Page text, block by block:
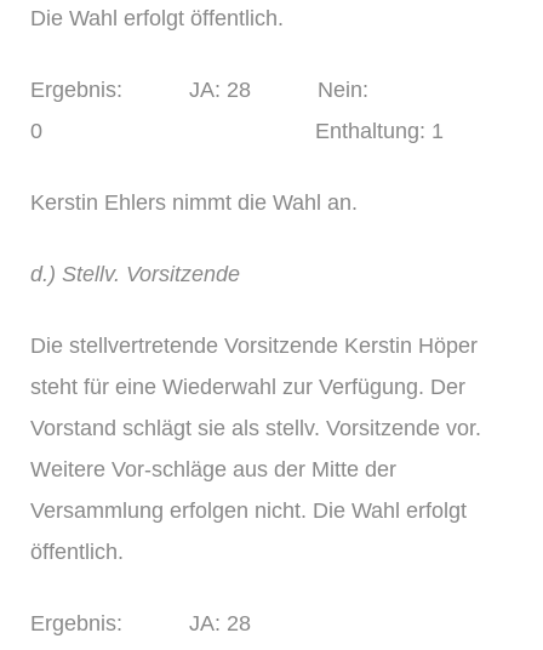
Die Wahl erfolgt öffentlich.
Ergebnis: JA: 28 Nein:
0 Enthaltung: 1
Kerstin Ehlers nimmt die Wahl an.
d.) Stellv. Vorsitzende
Die stellvertretende Vorsitzende Kerstin Höper
steht für eine Wiederwahl zur Verfügung. Der
Vorstand schlägt sie als stellv. Vorsitzende vor.
Weitere Vor-schläge aus der Mitte der
Versammlung erfolgen nicht. Die Wahl erfolgt
öffentlich.
Ergebnis: JA: 28